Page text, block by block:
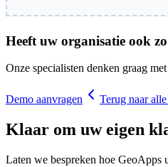
Heeft uw organisatie ook
Onze specialisten denken graag
Demo aanvragen Terug naar
Klaar om uw eigen
Laten we bespreken hoe GeoApps